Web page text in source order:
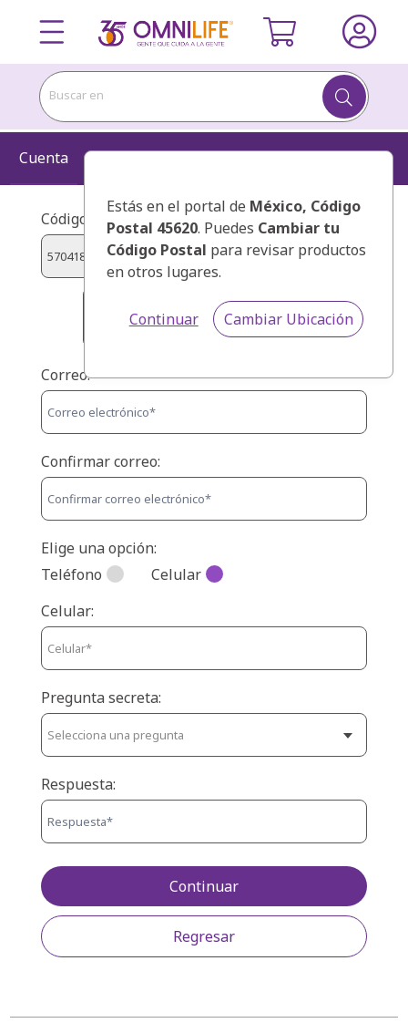
Buscar en
Estás en el portal de México, Código
Postal 45620. Puedes Cambiar tu
Código Postal para revisar productos
en otros lugares.
Continuar Cambiar Ubicación
Cuenta Información Kit Confirmar
Código de presentador:
HERNANDEZ PEREZ, MANUEL
FERNANDO
Correo:
Confirmar correo:
Elige una opción:
Teléfono
Celular
Celular:
Pregunta secreta:
Respuesta:
Regresar
Continuar